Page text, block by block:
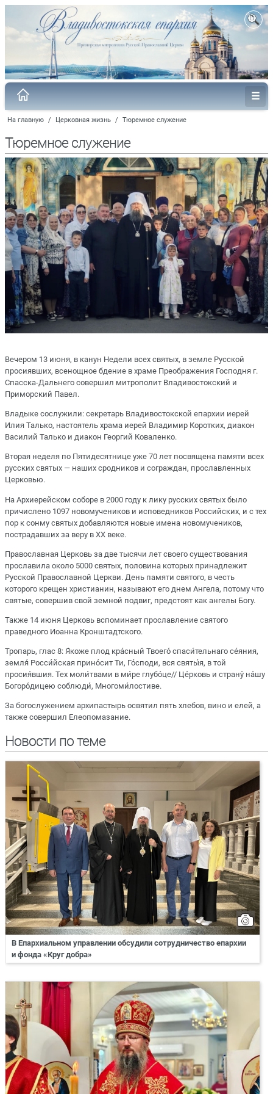
На главную / Церковная жизнь / Тюремное служение
Тюремное служение
Вечером 13 июня, в канун Недели всех святых, в земле Русской
просиявших, всенощное бдение в храме Преображения Господня г.
Спасска-Дальнего совершил митрополит Владивостокский и
Приморский Павел.
Владыке сослужили: секретарь Владивостокской епархии иерей
Илия Талько, настоятель храма иерей Владимир Коротких, диакон
Василий Талько и диакон Георгий Коваленко.
Вторая неделя по Пятидесятнице уже 70 лет посвящена памяти всех
русских святых — наших сродников и сограждан, прославленных
Церковью.
На Архиерейском соборе в 2000 году к лику русских святых было
причислено 1097 новомучеников и исповедников Российских, и с тех
пор к сонму святых добавляются новые имена новомучеников,
пострадавших за веру в ХХ веке.
Православная Церковь за две тысячи лет своего существования
прославила около 5000 святых, половина которых принадлежит
Русской Православной Церкви. День памяти святого, в честь
которого крещен христианин, называют его днем Ангела, потому что
святые, совершив свой земной подвиг, предстоят как ангелы Богу.
Также 14 июня Церковь вспоминает прославление святого
праведного Иоанна Кронштадтского.
Тропарь, глас 8: Я́коже плод кра́сный Твоего́ спаси́тельнаго се́яния,
земля́ Росси́йская прино́сит Ти, Го́споди, вся святы́я, в той
просия́вшия. Тех моли́твами в ми́ре глубо́це// Це́рковь и страну́ на́шу
Богоро́дицею соблюди́, Многоми́лостиве.
За богослужением архипастырь освятил пять хлебов, вино и елей, а
также совершил Елеопомазание.
Новости по теме
В Епархиальном управлении обсудили сотрудничество епархии
и фонда «Круг добра»